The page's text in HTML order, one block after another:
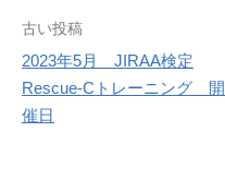
投
稿
古い投稿
2023年5月 JIRAA検定
Rescue-Cトレーニング 開
催日